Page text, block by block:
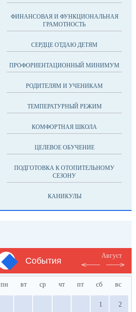
ФИНАНСОВАЯ И ФУНКЦИОНАЛЬНАЯ
ГРАМОТНОСТЬ
СЕРДЦЕ ОТДАЮ ДЕТЯМ
ПРОФОРИЕНТАЦИОННЫЙ МИНИМУМ
РОДИТЕЛЯМ И УЧЕНИКАМ
ТЕМПЕРАТУРНЫЙ РЕЖИМ
КОМФОРТНАЯ ШКОЛА
ЦЕЛЕВОЕ ОБУЧЕНИЕ
ПОДГОТОВКА К ОТОПИТЕЛЬНОМУ
СЕЗОНУ
КАНИКУЛЫ
События
Август
пн вт ср чт пт сб вс
1 2